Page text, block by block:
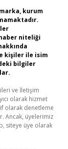
kurum
niteliği
kişiler ile isim
bilgiler
ve İletişim
olarak hizmet
olarak denetleme
Ancak, üyelerimiz
siteye üye olarak